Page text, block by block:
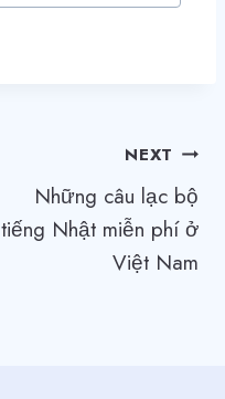
NEXT
Những câu lạc bộ
tiếng Nhật miễn phí ở
Việt Nam